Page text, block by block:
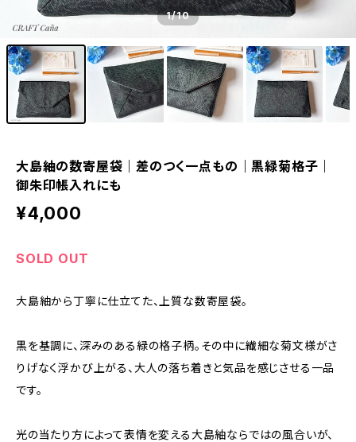
1/10
大島紬の数寄屋袋｜差のつく一点もの｜黒緑菊格子｜
御朱印帳入れにも
¥4,000
SOLD OUT
大島紬から丁寧に仕立てた、上質な数寄屋袋。
黒を基調に、深みのある緑の格子柄。その中に繊細な菊文様がさ
りげなく浮かび上がる、大人の落ち着きと気品を感じさせる一品
です。
光の当たり方によって表情を変える大島紬ならではの風合いが、